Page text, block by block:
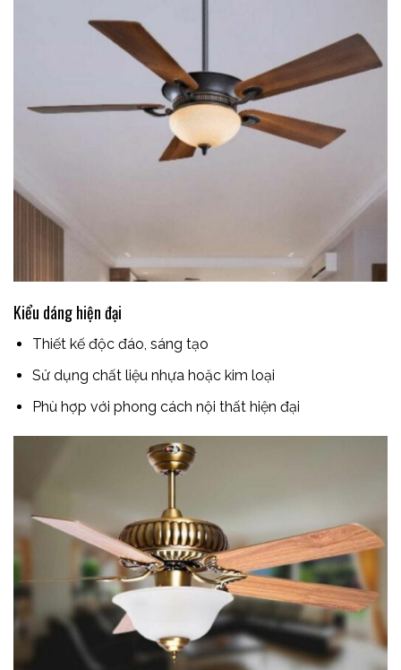
Kiểu dáng hiện đại
Thiết kế độc đáo, sáng tạo
Sử dụng chất liệu nhựa hoặc kim loại
Phù hợp với phong cách nội thất hiện đại